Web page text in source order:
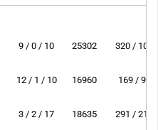
9 / 0 / 10 25302 320 / 10
12 / 1 / 10 16960 169 / 9
3 / 2 / 17 18635 291 / 21